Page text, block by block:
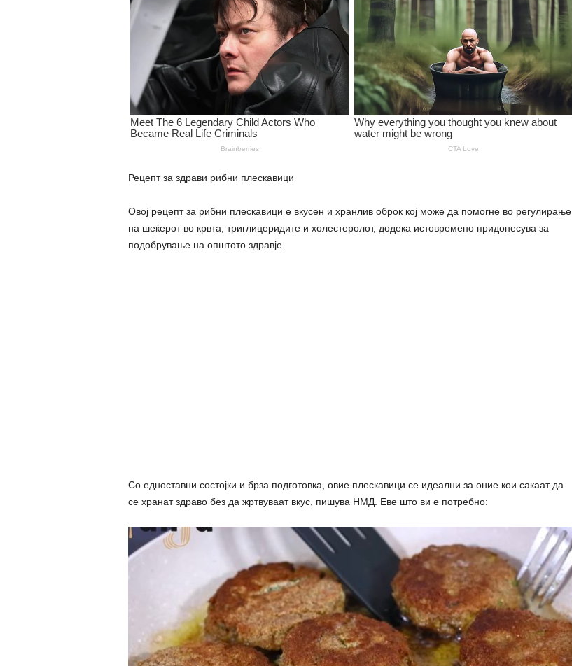
Рецепт за здрави рибни плескавици
Овој рецепт за рибни плескавици е вкусен и хранлив оброк кој може да помогне во регулирање
на шеќерот во крвта, триглицеридите и холестеролот, додека истовремено придонесува за
подобрување на општото здравје.
Со едноставни состојки и брза подготовка, овие плескавици се идеални за оние кои сакаат да
се хранат здраво без да жртвуваат вкус, пишува НМД. Еве што ви е потребно: